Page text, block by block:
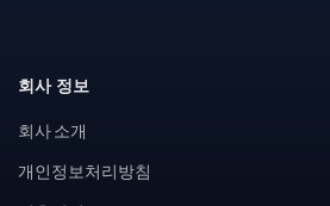
회사 정보
회사 소개
개인정보처리방침